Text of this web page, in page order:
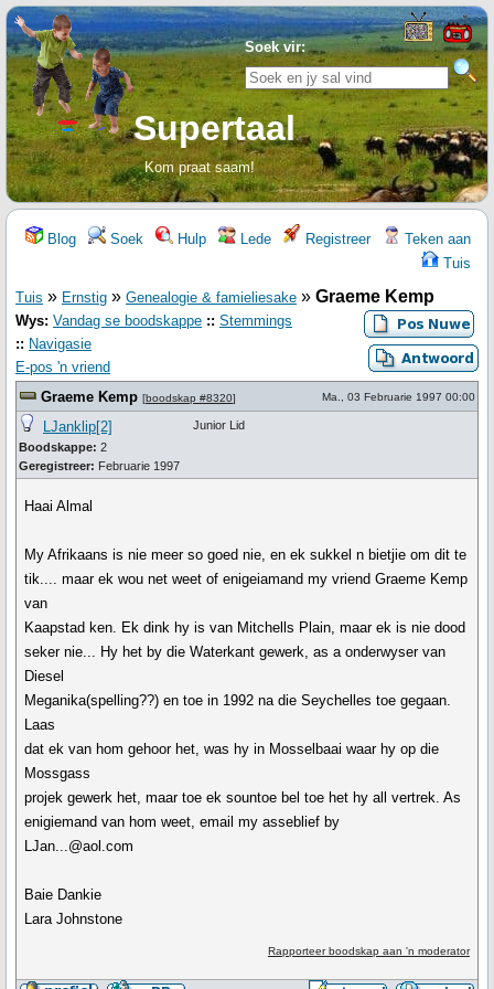
Soek vir:
Supertaal
Kom praat saam!
Blog Soek Hulp Lede Registreer
Teken aan
Tuis
Tuis » Ernstig » Genealogie & famieliesake » Graeme Kemp
Wys: Vandag se boodskappe :: Stemmings
:: Navigasie
E-pos 'n vriend
Graeme Kemp [boodskap #8320] Ma., 03 Februarie 1997 00:00
LJanklip[2]
Boodskappe: 2
Geregistreer: Februarie 1997
Junior Lid
Haai Almal
My Afrikaans is nie meer so goed nie, en ek sukkel n bietjie om dit te
tik.... maar ek wou net weet of enigeiamand my vriend Graeme Kemp
van
Kaapstad ken. Ek dink hy is van Mitchells Plain, maar ek is nie dood
seker nie... Hy het by die Waterkant gewerk, as a onderwyser van
Diesel
Meganika(spelling??) en toe in 1992 na die Seychelles toe gegaan.
Laas
dat ek van hom gehoor het, was hy in Mosselbaai waar hy op die
Mossgass
projek gewerk het, maar toe ek sountoe bel toe het hy all vertrek. As
enigiemand van hom weet, email my asseblief by
LJan...@aol.com
Baie Dankie
Lara Johnstone
Rapporteer boodskap aan 'n moderator